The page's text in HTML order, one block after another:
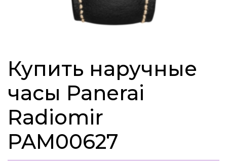
Купить наручные
часы Panerai
Radiomir
PAM00627